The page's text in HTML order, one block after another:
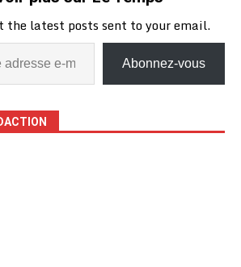
the latest posts sent to your email.
Abonnez-vous